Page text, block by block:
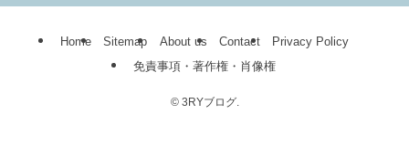
Home Sitemap About us Contact
Privacy Policy
免責事項・著作権・肖像権
©3RYブログ.